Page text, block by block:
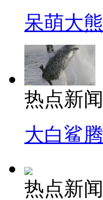
呆萌大
热点新闻
大白鲨
热点新闻